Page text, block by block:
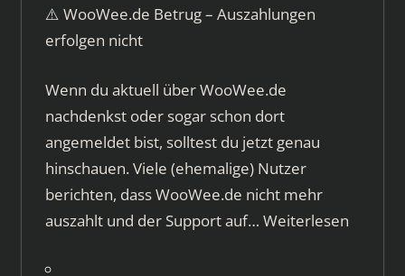
⚠️ WooWee.de Betrug – Auszahlungen
erfolgen nicht
Wenn du aktuell über WooWee.de
nachdenkst oder sogar schon dort
angemeldet bist, solltest du jetzt genau
hinschauen. Viele (ehemalige) Nutzer
berichten, dass WooWee.de nicht mehr
auszahlt und der Support auf… Weiterlesen